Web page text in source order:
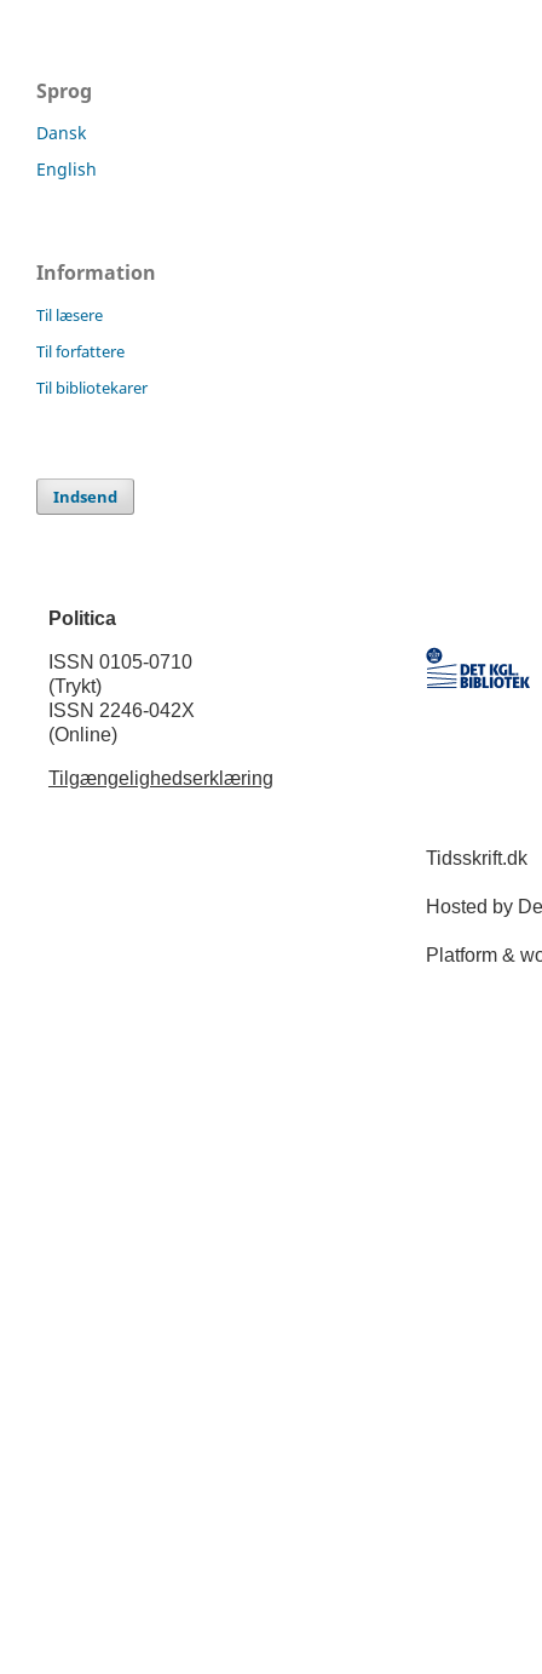
Sprog
Dansk
English
Information
Til læsere
Til forfattere
Til bibliotekarer
Indsend
Politica
ISSN 0105-0710
(Trykt)
ISSN 2246-042X
(Online)
Tilgængelighedserklæring